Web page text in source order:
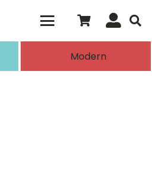
automatisch
Modern